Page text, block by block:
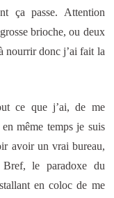
ça passe. Attention
brioche, ou deux
nourrir donc j’ai fait la
ce que j’ai, de me
même temps je suis
avoir un vrai bureau,
le paradoxe du
en coloc de me